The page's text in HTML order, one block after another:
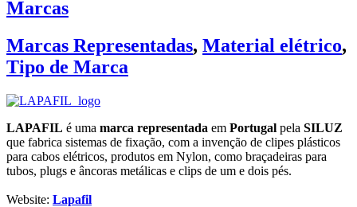
Marcas
Marcas Representadas, Material elétrico,
Tipo de Marca
LAPAFIL é uma marca representada em Portugal pela SILUZ
que fabrica sistemas de fixação, com a invenção de clipes plásticos
para cabos elétricos, produtos em Nylon, como braçadeiras para
tubos, plugs e âncoras metálicas e clips de um e dois pés.
Website: Lapafil